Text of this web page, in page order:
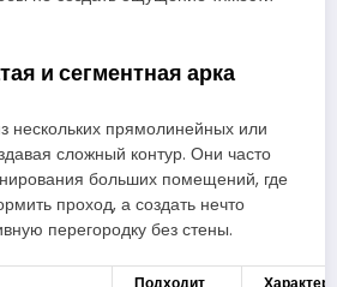
и сегментная арка
нескольких прямолинейных или
сложный контур. Они часто
больших помещений, где
проход, а создать нечто
перегородку без стены.
Подходит